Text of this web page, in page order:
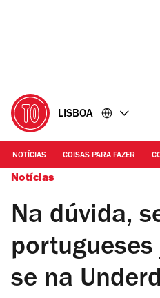
LISBOA
NOTÍCIAS COISAS PARA FAZER
Notícias
Na dúvida,
se na